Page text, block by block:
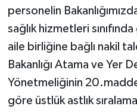
personelin
sağlık hizmetleri
aile birliğine bağlı nakil
Bakanlığı Atama ve Yer
Yönetmeliğinin
göre üstlük astlık